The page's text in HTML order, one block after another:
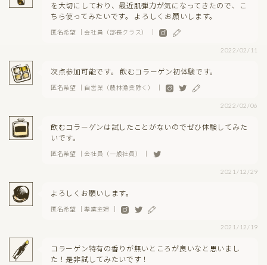
を大切にしており、最近肌弾力が気になってきたので、こ
ちら使ってみたいです。 よろしくお願いします。
匿名希望 ｜会社員（部長クラス） ｜
2022/02/11
次点参加可能です。 飲むコラーゲン初体験です。
匿名希望 ｜自営業（農林漁業除く） ｜
2022/02/06
飲むコラーゲンは試したことがないのでぜひ体験してみた
いです。
匿名希望 ｜会社員（一般社員） ｜
2021/12/29
よろしくお願いします。
匿名希望 ｜専業主婦 ｜
2021/12/19
コラーゲン特有の香りが無いところが良いなと思いまし
た！是非試してみたいです！